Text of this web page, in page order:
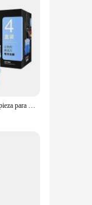
Braun-cartucho de limpieza para afeitadora Braun, Cartucho de renovación para máquina de afeitar Braun con centro de limpieza automático, limpieza de gérmenes y rastrojo fuera del cabezal de la afeitadora